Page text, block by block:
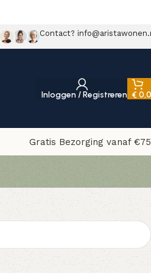
Contact?
Inloggen / Registreren €
Gratis Bezorging vanaf